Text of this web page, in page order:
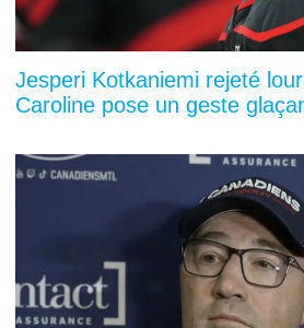
Jesperi Kotkaniemi rejeté
Caroline pose un geste